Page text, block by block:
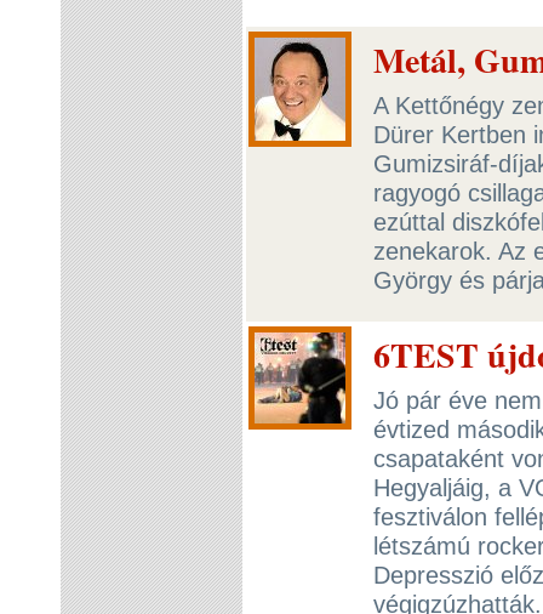
Metál,
A Kettőnégy
Dürer Kertben
Gumizsiráf-
ragyogó
ezúttal
zenekarok. Az
György és
6TEST
Jó pár éve
évtized
csapataként
Hegyaljáig, a
fesztiválon
létszámú
Depresszió